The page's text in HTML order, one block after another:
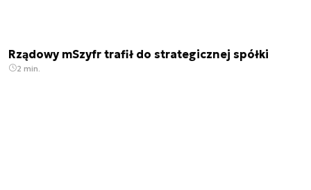
Rządowy mSzyfr trafił do strategicznej spółki
2 min.